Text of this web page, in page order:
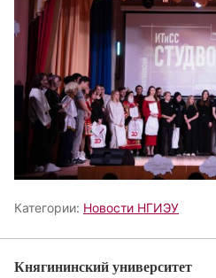
Категории: Новости НГИЭУ
Княгининский университет